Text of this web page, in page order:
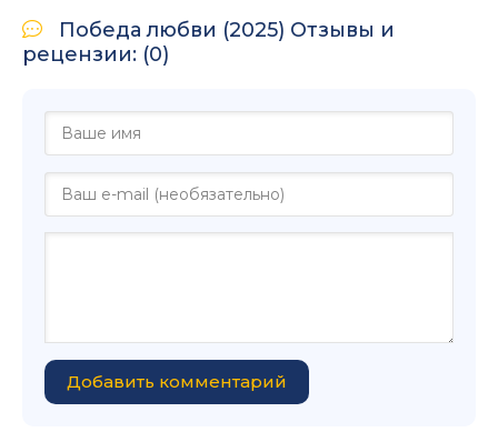
Победа любви (2025) Отзывы и
рецензии: (0)
Добавить комментарий